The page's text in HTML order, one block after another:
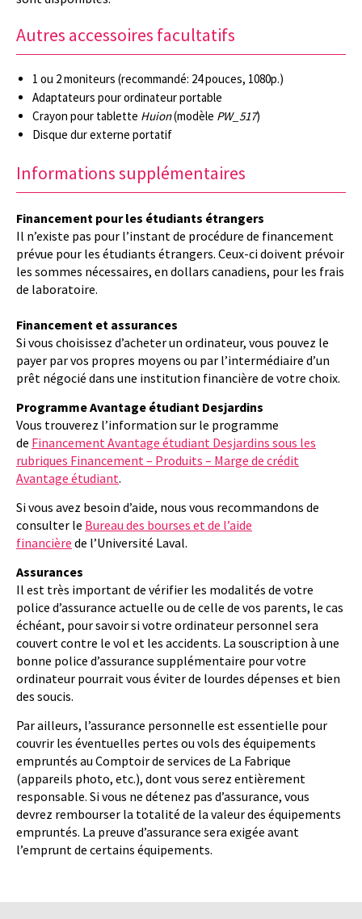
Autres accessoires facultatifs
1 ou 2 moniteurs (recommandé: 24 pouces, 1080p.)
Adaptateurs pour ordinateur portable
Crayon pour tablette Huion(modèle PW_517)
Disque dur externe portatif
Informations supplémentaires
Financement pour les étudiants étrangers
Il n’existe pas pour l’instant de procédure de financement
prévue pour les étudiants étrangers. Ceux-ci doivent prévoir
les sommes nécessaires, en dollars canadiens, pour les frais
de laboratoire.
Financement et assurances
Si vous choisissez d’acheter un ordinateur, vous pouvez le
payer par vos propres moyens ou par l’intermédiaire d’un
prêt négocié dans une institution financière de votre choix.
Programme Avantage étudiant Desjardins
Vous trouverez l’information sur le programme
de Financement Avantage étudiant Desjardins sous les
rubriques Financement – Produits – Marge de crédit
Avantage étudiant.
Si vous avez besoin d’aide, nous vous recommandons de
consulter le Bureau des bourses et de l’aide
financière de l’Université Laval.
Assurances
Il est très important de vérifier les modalités de votre
police d’assurance actuelle ou de celle de vos parents, le cas
échéant, pour savoir si votre ordinateur personnel sera
couvert contre le vol et les accidents. La souscription à une
bonne police d’assurance supplémentaire pour votre
ordinateur pourrait vous éviter de lourdes dépenses et bien
des soucis.
Par ailleurs, l’assurance personnelle est essentielle pour
couvrir les éventuelles pertes ou vols des équipements
empruntés au Comptoir de services de La Fabrique
(appareils photo, etc.), dont vous serez entièrement
responsable. Si vous ne détenez pas d’assurance, vous
devrez rembourser la totalité de la valeur des équipements
empruntés. La preuve d’assurance sera exigée avant
l’emprunt de certains équipements.